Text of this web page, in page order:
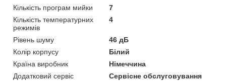
Кількість програм мийки
7
Кількість температурних
режимів
4
Рівень шуму
46 дБ
Колір корпусу
Білий
Країна виробник
Німеччина
Додатковий сервіс
Сервісне обслуговування